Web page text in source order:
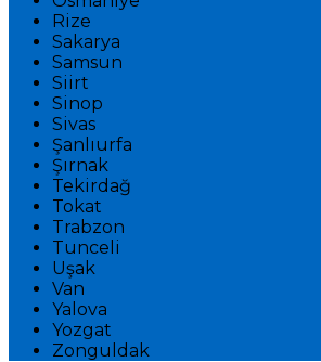
Rize
Sakarya
Samsun
Siirt
Sinop
Sivas
Şanlıurfa
Şırnak
Tekirdağ
Tokat
Trabzon
Tunceli
Uşak
Van
Yalova
Yozgat
Zonguldak